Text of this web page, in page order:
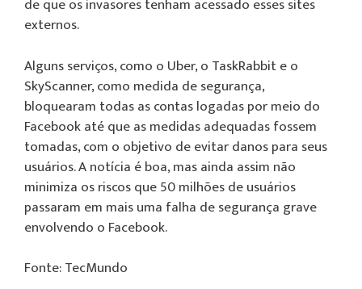
de que os invasores tenham acessado esses sites
externos.
Alguns serviços, como o Uber, o TaskRabbit e o
SkyScanner, como medida de segurança,
bloquearam todas as contas logadas por meio do
Facebook até que as medidas adequadas fossem
tomadas, com o objetivo de evitar danos para seus
usuários. A notícia é boa, mas ainda assim não
minimiza os riscos que 50 milhões de usuários
passaram em mais uma falha de segurança grave
envolvendo o Facebook.
Fonte: TecMundo